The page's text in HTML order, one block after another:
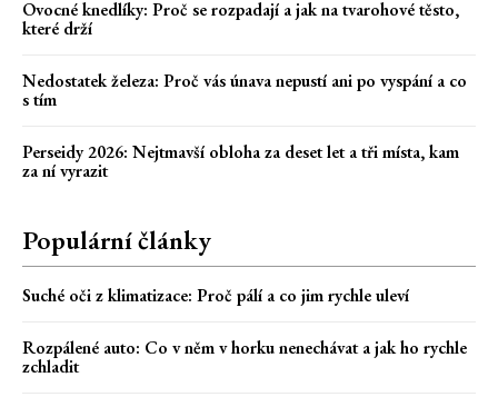
Ovocné knedlíky: Proč se rozpadají a jak na tvarohové těsto,
které drží
Nedostatek železa: Proč vás únava nepustí ani po vyspání a co
s tím
Perseidy 2026: Nejtmavší obloha za deset let a tři místa, kam
za ní vyrazit
Populární články
Suché oči z klimatizace: Proč pálí a co jim rychle uleví
Rozpálené auto: Co v něm v horku nenechávat a jak ho rychle
zchladit